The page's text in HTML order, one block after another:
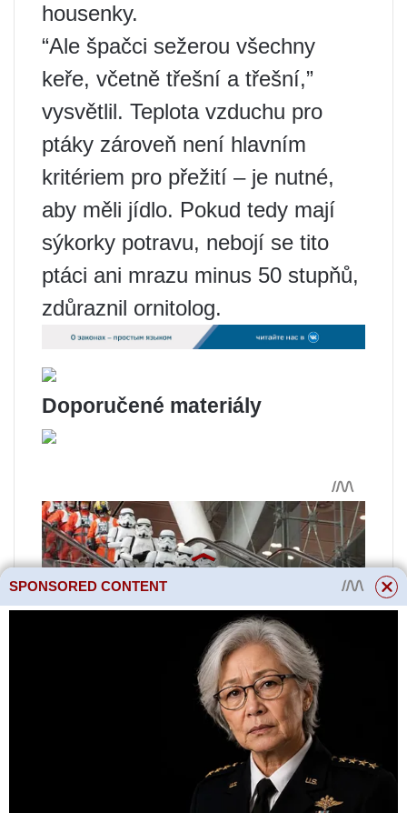
housenky.
“Ale špačci sežerou všechny
keře, včetně třešní a třešní,”
vysvětlil. Teplota vzduchu pro
ptáky zároveň není hlavním
kritériem pro přežití – je nutné,
aby měli jídlo. Pokud tedy mají
sýkorky potravu, nebojí se tito
ptáci ani mrazu minus 50 stupňů,
zdůraznil ornitolog.
Doporučené materiály
SPONSORED CONTENT